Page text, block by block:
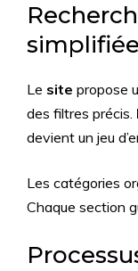
Le site propose
des filtres précis.
devient un jeu
Les catégories
Chaque section